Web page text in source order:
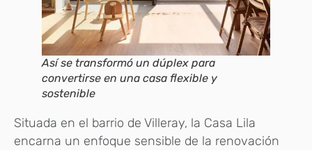
Así se transformó un dúplex para
convertirse en una casa flexible y
sostenible
Situada en el barrio de Villeray, la Casa Lila
encarna un enfoque sensible de la renovación